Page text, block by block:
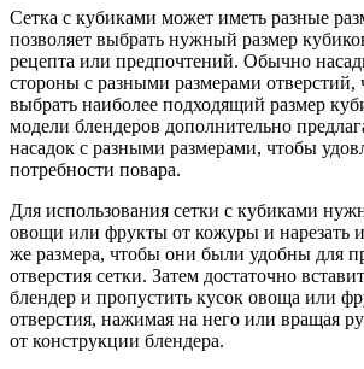
Сетка с кубиками может иметь разные
позволяет выбрать нужный размер
рецепта или предпочтений. Обычно
стороны с разными размерами
выбрать наиболее подходящий размер
модели блендеров дополнительно
насадок с разными размерами, чтобы
потребности повара.
Для использования сетки с кубиками
овощи или фрукты от кожуры и нарезать
же размера, чтобы они были удобны для
отверстия сетки. Затем достаточно
блендер и пропустить кусок овоща или
отверстия, нажимая на него или вращая
от конструкции блендера.